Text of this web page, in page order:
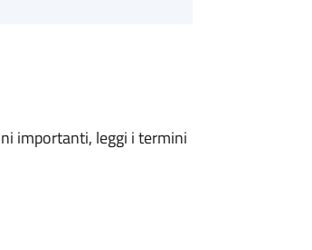
importanti, leggi i termini